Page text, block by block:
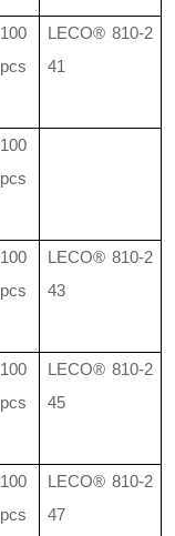
100
pcs
LECO® 810-2
41
100
pcs
100
pcs
LECO® 810-2
43
100
pcs
LECO® 810-2
45
100
pcs
LECO® 810-2
47